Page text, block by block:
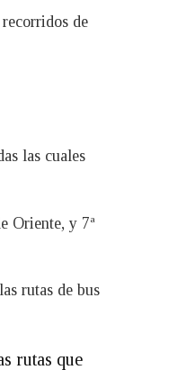
de
las cuales
Oriente, y 7ª
rutas de bus
rutas que